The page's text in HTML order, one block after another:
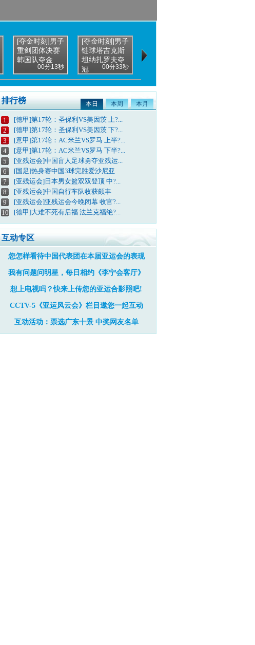
[夺金时刻]男子
重剑团体决赛
韩国队夺金
00分13秒
[夺金时刻]男子
链球塔吉克斯
坦纳扎罗夫夺
冠
00分33秒
决赛 中国...
排行榜 本日 本周 本月
1
[德甲]第17轮：圣保利VS美因茨 上?...
2
[德甲]第17轮：圣保利VS美因茨 下?...
3
[意甲]第17轮：AC米兰VS罗马 上半?...
4
[意甲]第17轮：AC米兰VS罗马 下半?...
5
[亚残运会]中国盲人足球勇夺亚残运...
6
[国足]热身赛中国3球完胜爱沙尼亚
7
[亚残运会]日本男女篮双双登顶 中?...
8
[亚残运会]中国自行车队收获颇丰
9
[亚残运会]亚残运会今晚闭幕 收官?...
10
[德甲]大难不死有后福 法兰克福绝?...
互动专区
您怎样看待中国代表团在本届亚运会的表现
我有问题问明星，每日相约《李宁会客厅》
想上电视吗？快来上传您的亚运合影照吧!
CCTV-5《亚运风云会》栏目邀您一起互动
互动活动：票选广东十景 中奖网友名单